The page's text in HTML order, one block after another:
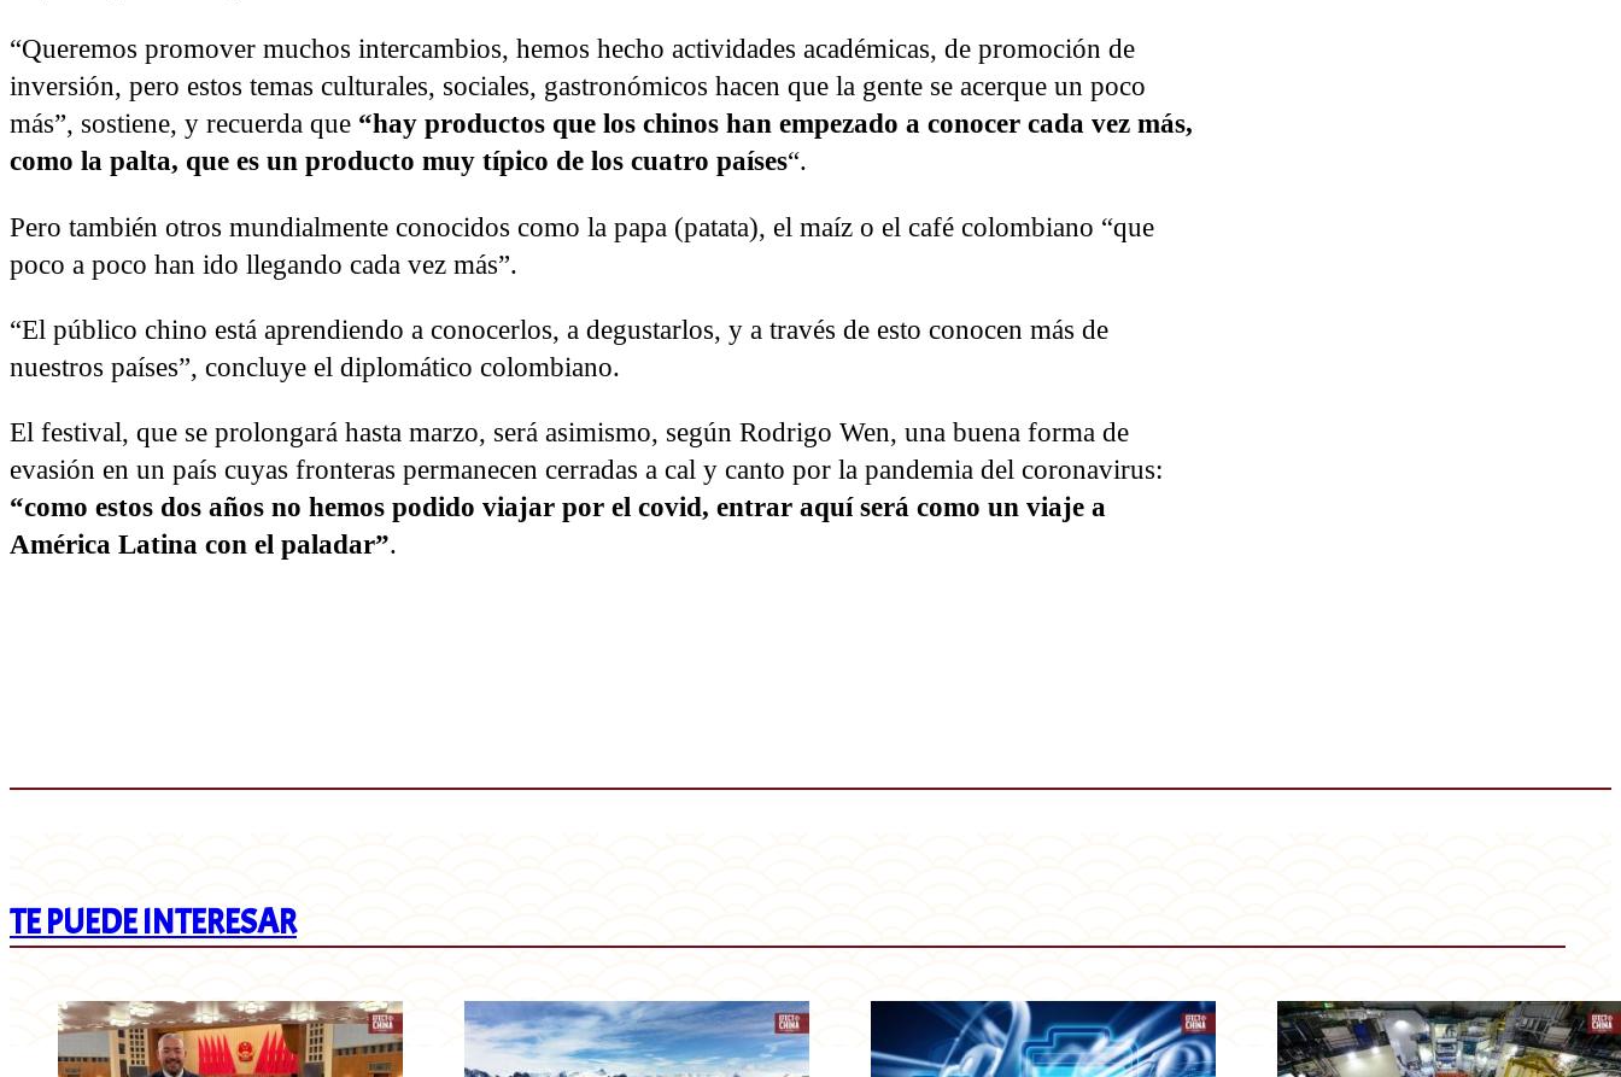
“Queremos promover muchos intercambios, hemos hecho actividades académicas, de promoción de
inversión, pero estos temas culturales, sociales, gastronómicos hacen que la gente se acerque un poco
más”, sostiene, y recuerda que “hay productos que los chinos han empezado a conocer cada vez más,
como la palta, que es un producto muy típico de los cuatro países“.
Pero también otros mundialmente conocidos como la papa (patata), el maíz o el café colombiano “que
poco a poco han ido llegando cada vez más”.
“El público chino está aprendiendo a conocerlos, a degustarlos, y a través de esto conocen más de
nuestros países”, concluye el diplomático colombiano.
El festival, que se prolongará hasta marzo, será asimismo, según Rodrigo Wen, una buena forma de
evasión en un país cuyas fronteras permanecen cerradas a cal y canto por la pandemia del coronavirus:
“como estos dos años no hemos podido viajar por el covid, entrar aquí será como un viaje a
América Latina con el paladar”.
TE PUEDE INTERESAR